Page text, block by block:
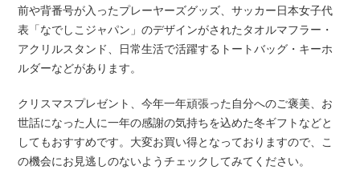
前や背番号が入ったプレーヤーズグッズ、サッカー日本女子代
表「なでしこジャパン」のデザインがされたタオルマフラー・
アクリルスタンド、日常生活で活躍するトートバッグ・キーホ
ルダーなどがあります。
クリスマスプレゼント、今年一年頑張った自分へのご褒美、お
世話になった人に一年の感謝の気持ちを込めた冬ギフトなどと
してもおすすめです。大変お買い得となっておりますので、こ
の機会にお見逃しのないようチェックしてみてください。